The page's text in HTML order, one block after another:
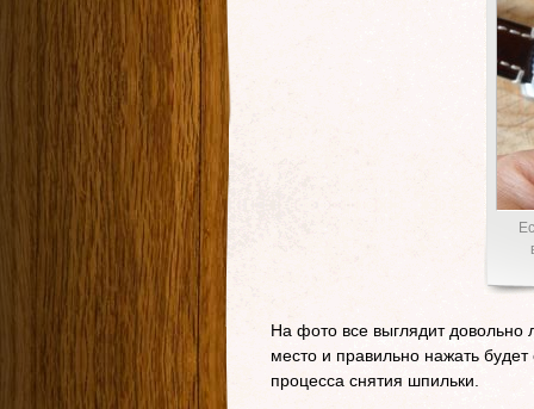
На фото все выглядит
место и правильно нажать
процесса снятия шпильки.